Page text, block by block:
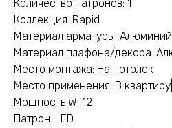
Количество патронов: 1
Коллекция: Rapid
Материал арматуры:
Материал плафона/декора:
Место монтажа: На потолок
Место применения: В
Мощность W: 12
Патрон: LED